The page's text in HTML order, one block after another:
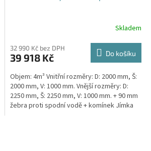
Skladem
32 990 Kč bez DPH
39 918 Kč Do košíku
Objem: 4m³ Vnitřní rozměry: D: 2000 mm, Š:
2000 mm, V: 1000 mm. Vnější rozměry: D:
2250 mm, Š: 2250 mm, V: 1000 mm. + 90 mm
žebra proti spodní vodě + komínek Jímka